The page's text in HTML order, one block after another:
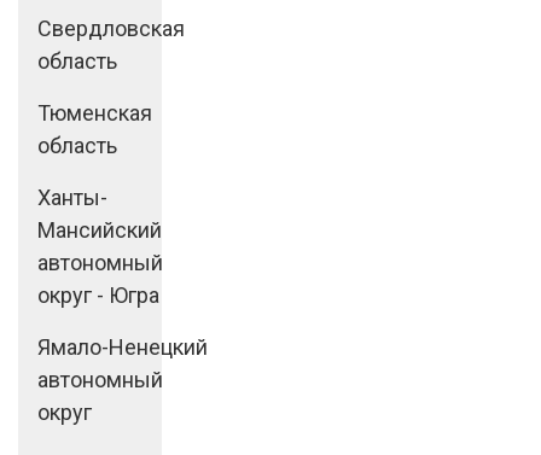
Свердловская
область
Тюменская
область
Ханты-
Мансийский
автономный
округ - Югра
Ямало-Ненецкий
автономный
округ